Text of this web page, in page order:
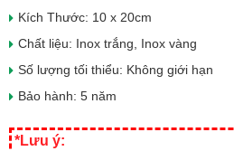
Kích Thước: 10 x 20cm
Chất liệu: Inox trắng, Inox vàng
Số lượng tối thiểu: Không giới hạn
Bảo hành: 5 năm
*Lưu ý: